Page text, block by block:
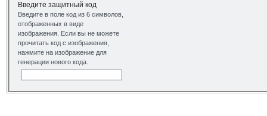
Введите защитный код
Введите в поле код из 6 символов,
отображенных в виде
изображения. Если вы не можете
прочитать код с изображения,
нажмите на изображение для
генерации нового кода.